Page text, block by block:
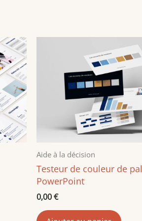
Aide à la décision
Testeur de couleur de
PowerPoint
0,00€